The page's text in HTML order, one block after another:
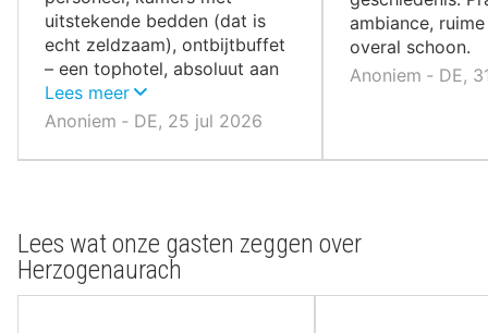
uitstekende bedden (dat is
echt zeldzaam), ontbijtbuffet
– een tophotel, absoluut aan
te raden.
Lees meer
Anoniem ‐ DE, 25 jul 2026
ambiance,
overal schoon.
Anoniem ‐ DE,
Lees wat onze gasten zeggen over
Herzogenaurach